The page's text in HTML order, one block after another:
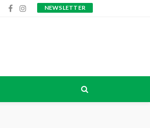
NEWSLETTER